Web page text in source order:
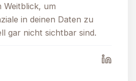
Weitblick, um
in deinen Daten zu
gar nicht sichtbar sind.